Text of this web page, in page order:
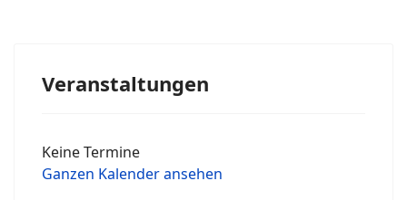
Veranstaltungen
Keine Termine
Ganzen Kalender ansehen